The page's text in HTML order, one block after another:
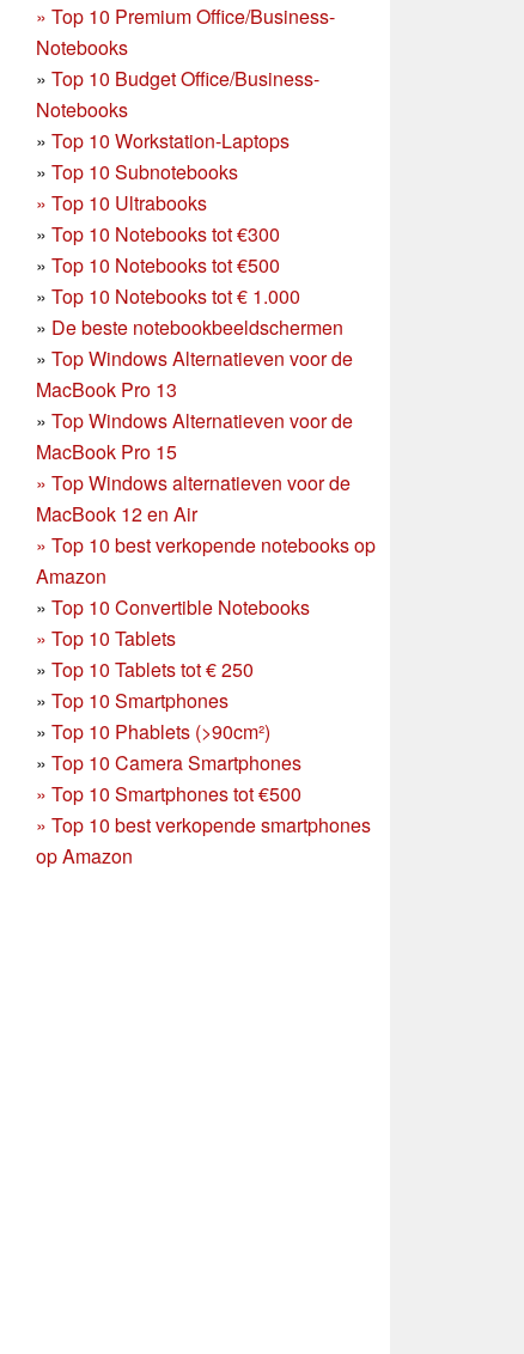
» Top 10 Premium Office/Business-
Notebooks
» Top 10 Budget Office/Business-
Notebooks
» Top 10 Workstation-Laptops
» Top 10 Subnotebooks
» Top 10 Ultrabooks
» Top 10 Notebooks tot €300
» Top 10 Notebooks tot €500
» Top 10 Notebooks tot € 1.000
» De beste notebookbeeldschermen
» Top Windows Alternatieven voor de
MacBook Pro 13
» Top Windows Alternatieven voor de
MacBook Pro 15
» Top Windows alternatieven voor de
MacBook 12 en Air
» Top 10 best verkopende notebooks op
Amazon
» Top 10 Convertible Notebooks
» Top 10 Tablets
» Top 10 Tablets tot € 250
» Top 10 Smartphones
» Top 10 Phablets (>90cm²)
» Top 10 Camera Smartphones
» Top 10 Smartphones tot €500
» Top 10 best verkopende smartphones
op Amazon